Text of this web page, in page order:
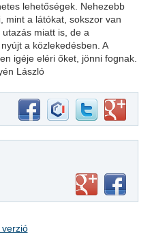
lehetőségek. Nehezebb
mint a látókat, sokszor van
miatt is, de a
a közlekedésben. A
igéje eléri őket, jönni fognak.
László
verzió